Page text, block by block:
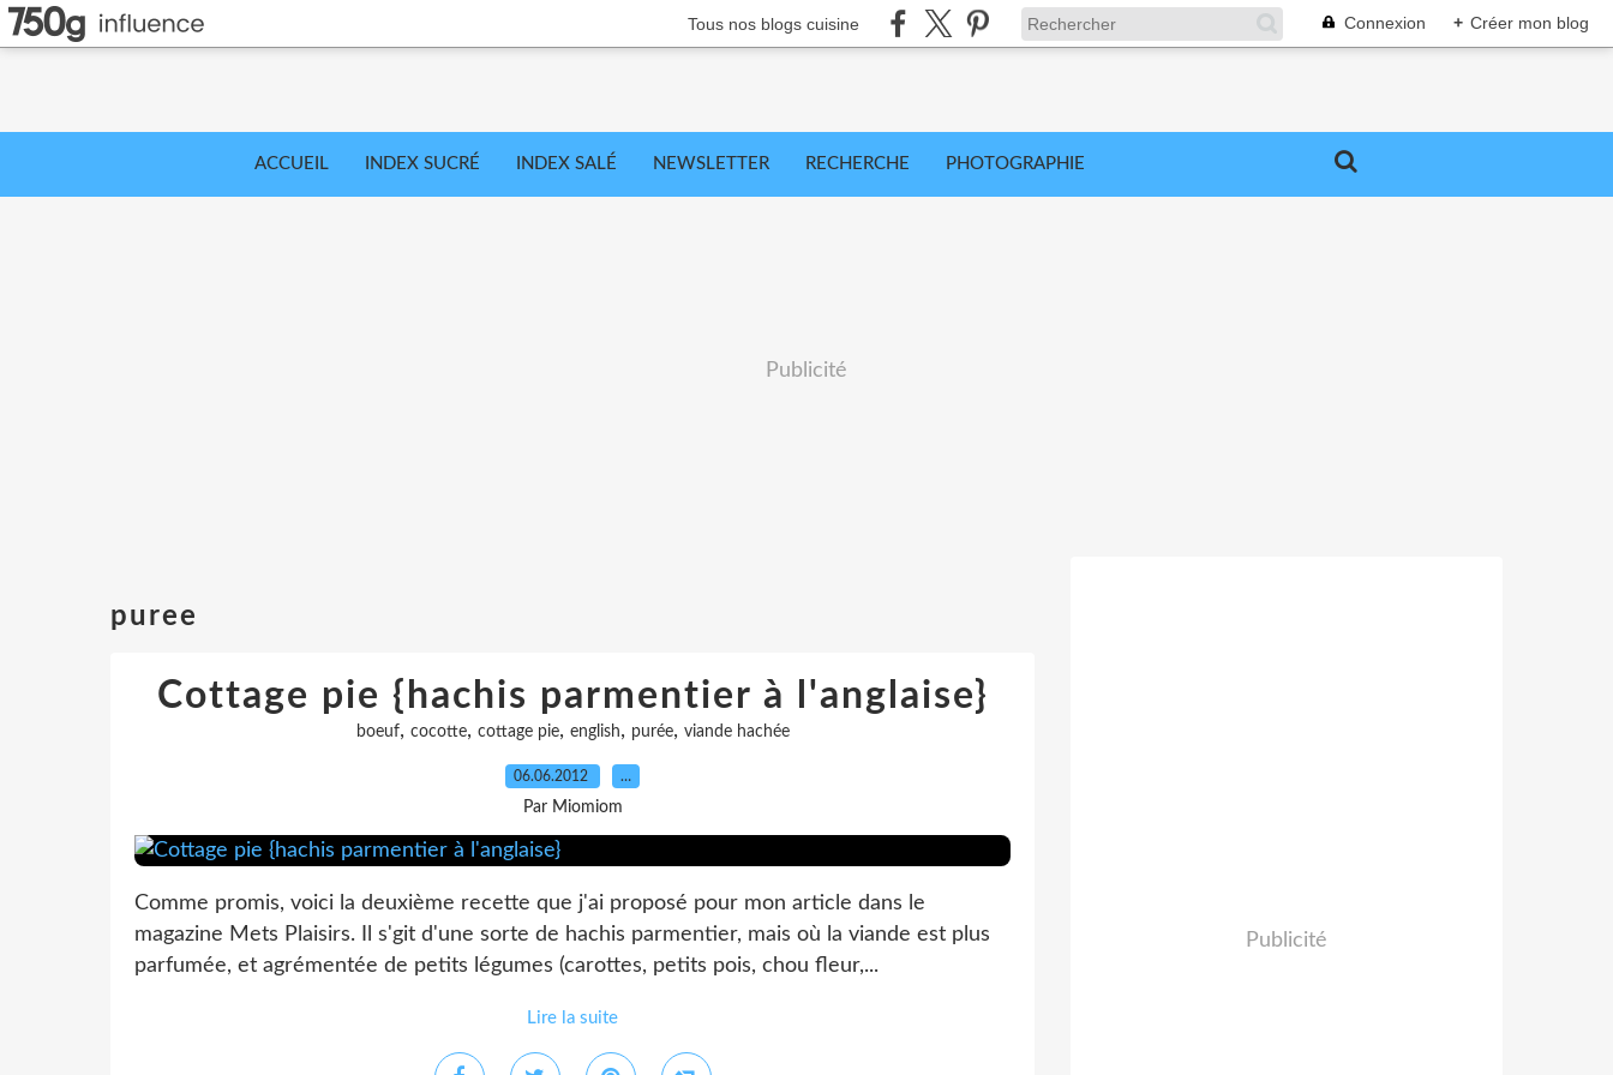
Tous nos blogs cuisine Connexion + Créer mon blog
ACCUEIL INDEX SUCRÉ INDEX SALÉ NEWSLETTER RECHERCHE PHOTOGRAPHIE
Publicité
puree
Cottage pie {hachis parmentier à l'anglaise}
boeuf, cocotte, cottage pie, english, purée, viande hachée
06.06.2012 …
Par Miomiom
Comme promis, voici la deuxième recette que j'ai proposé pour mon article dans le
magazine Mets Plaisirs. Il s'git d'une sorte de hachis parmentier, mais où la viande est plus
parfumée, et agrémentée de petits légumes (carottes, petits pois, chou fleur,...
Lire la suite
Publicité